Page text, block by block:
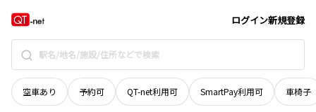
ログイン新規登録
空車あり 予約可 QT-net利用可 SmartPay利用可 車椅子
京都府